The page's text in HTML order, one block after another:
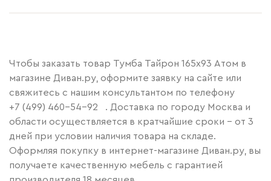
Чтобы заказать товар Тумба Тайрон 165x93 Атом в
магазине Диван.ру, оформите заявку на сайте или
свяжитесь с нашим консультантом по телефону
+7 (499) 460-54-92
. Доставка по городу Москва и
области осуществляется в кратчайшие сроки – от 3
дней при условии наличия товара на складе.
Оформляя покупку в интернет-магазине Диван.ру, вы
получаете качественную мебель с гарантией